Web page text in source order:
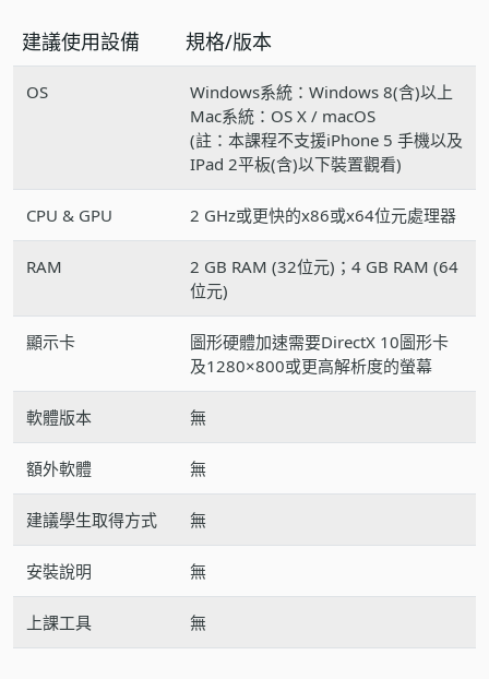
建議使用設備 規格/版本
OS
Windows系統：Windows 8(含)以上
Mac系統：OS X / macOS
(註：本課程不支援iPhone 5 手機以及
IPad 2平板(含)以下裝置觀看)
CPU & GPU 2 GHz或更快的x86或x64位元處理器
RAM
2 GB RAM (32位元)；4 GB RAM (64
位元)
顯示卡
圖形硬體加速需要DirectX 10圖形卡
及1280×800或更高解析度的螢幕
軟體版本 無
額外軟體 無
建議學生取得方式 無
安裝說明 無
上課工具 無